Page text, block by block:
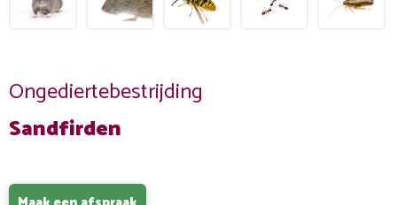
Ongediertebestrijding
Sandfirden